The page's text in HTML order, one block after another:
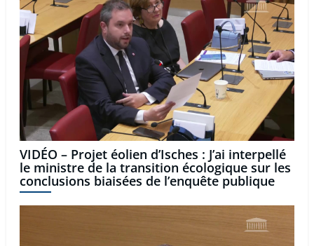
VIDÉO – Projet éolien d’Isches : J’ai interpellé
le ministre de la transition écologique sur les
conclusions biaisées de l’enquête publique